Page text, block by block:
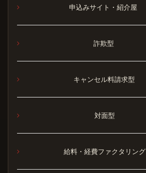
申込みサイト・紹介屋
詐欺型
キャンセル料請求型
対面型
給料・経費ファクタリング